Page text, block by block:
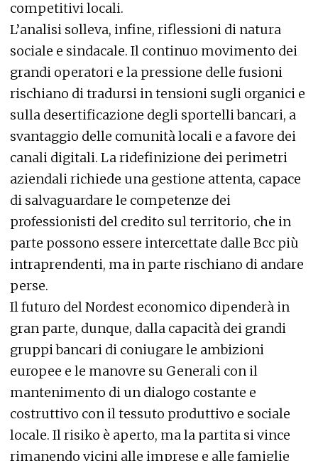
competitivi locali.
L’analisi solleva, infine, riflessioni di natura
sociale e sindacale. Il continuo movimento dei
grandi operatori e la pressione delle fusioni
rischiano di tradursi in tensioni sugli organici e
sulla desertificazione degli sportelli bancari, a
svantaggio delle comunità locali e a favore dei
canali digitali. La ridefinizione dei perimetri
aziendali richiede una gestione attenta, capace
di salvaguardare le competenze dei
professionisti del credito sul territorio, che in
parte possono essere intercettate dalle Bcc più
intraprendenti, ma in parte rischiano di andare
perse.
Il futuro del Nordest economico dipenderà in
gran parte, dunque, dalla capacità dei grandi
gruppi bancari di coniugare le ambizioni
europee e le manovre su Generali con il
mantenimento di un dialogo costante e
costruttivo con il tessuto produttivo e sociale
locale. Il risiko è aperto, ma la partita si vince
rimanendo vicini alle imprese e alle famiglie